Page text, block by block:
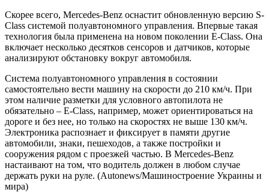
Скорее всего, Mercedes-Benz оснастит обновленную версию S-
Class системой полуавтономного управления. Впервые такая
технология была применена на новом поколении E-Class. Она
включает несколько десятков сенсоров и датчиков, которые
анализируют обстановку вокруг автомобиля.
Система полуавтономного управления в состоянии
самостоятельно вести машину на скорости до 210 км/ч. При
этом наличие разметки для условного автопилота не
обязательно – E-Class, например, может ориентироваться на
дороге и без нее, но только на скоростях не выше 130 км/ч.
Электроника распознает и фиксирует в памяти другие
автомобили, знаки, пешеходов, а также постройки и
сооружения рядом с проезжей частью. В Mercedes-Benz
настаивают на том, что водитель должен в любом случае
держать руки на руле. (Autonews/Машиностроение Украины и
мира)